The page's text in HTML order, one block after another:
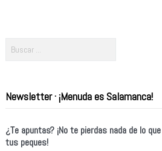
Newsletter · ¡Menuda es Salamanca!
¿Te apuntas? ¡No te pierdas nada de lo
tus peques!